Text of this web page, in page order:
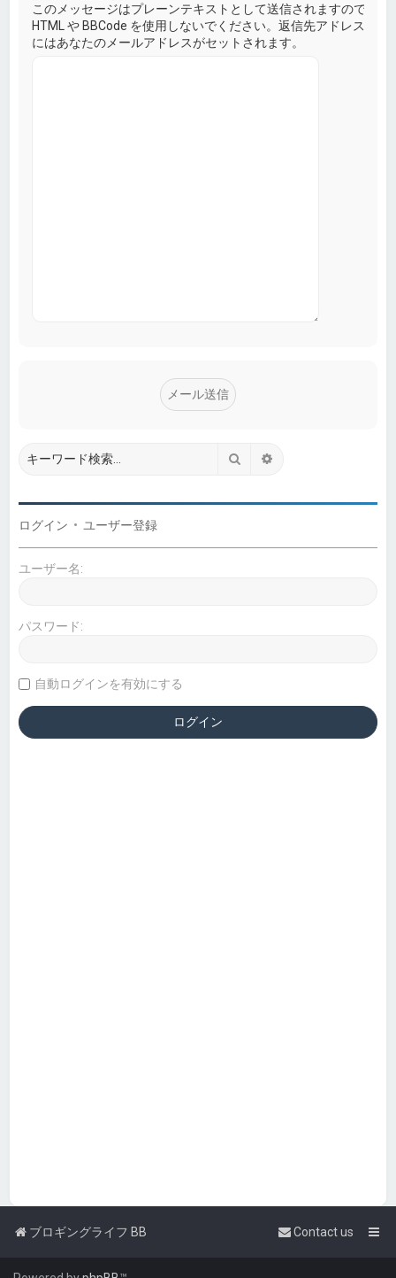
このメッセージはプレーンテキストとして送信されますので
HTML や BBCode を使用しないでください。返信先アドレス
にはあなたのメールアドレスがセットされます。
検索
ログイン • ユーザー登録
ユーザー名:
パスワード:
自動ログインを有効にする
ブロギングライフ BB Contact us